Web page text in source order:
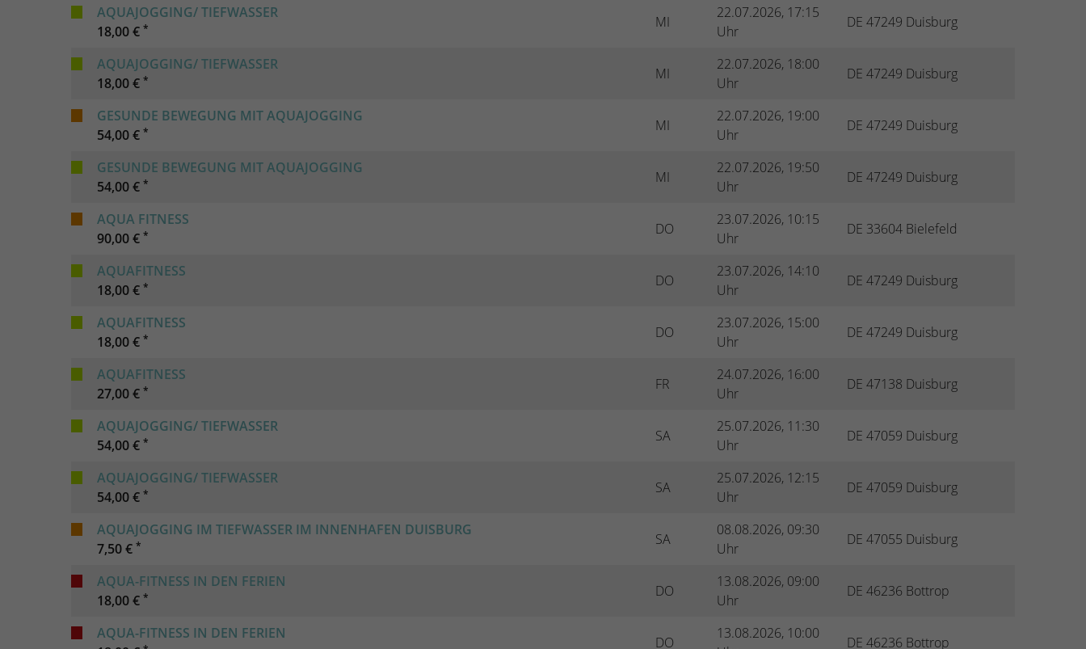
AQUAJOGGING/ TIEFWASSER
18,00 € * MI
22.07.2026, 17:15
Uhr
DE 47249 Duisburg
AQUAJOGGING/ TIEFWASSER
18,00 € * MI
22.07.2026, 18:00
Uhr
DE 47249 Duisburg
GESUNDE BEWEGUNG MIT AQUAJOGGING
54,00 € * MI
22.07.2026, 19:00
Uhr
DE 47249 Duisburg
GESUNDE BEWEGUNG MIT AQUAJOGGING
54,00 € * MI
22.07.2026, 19:50
Uhr
DE 47249 Duisburg
AQUA FITNESS
90,00 € * DO
23.07.2026, 10:15
Uhr
DE 33604 Bielefeld
AQUAFITNESS
18,00 € * DO
23.07.2026, 14:10
Uhr
DE 47249 Duisburg
AQUAFITNESS
18,00 € * DO
23.07.2026, 15:00
Uhr
DE 47249 Duisburg
AQUAFITNESS
27,00 € * FR
24.07.2026, 16:00
Uhr
DE 47138 Duisburg
AQUAJOGGING/ TIEFWASSER
54,00 € * SA
25.07.2026, 11:30
Uhr
DE 47059 Duisburg
AQUAJOGGING/ TIEFWASSER
54,00 € * SA
25.07.2026, 12:15
Uhr
DE 47059 Duisburg
AQUAJOGGING IM TIEFWASSER IM INNENHAFEN DUISBURG
7,50 € * SA
08.08.2026, 09:30
Uhr
DE 47055 Duisburg
AQUA-FITNESS IN DEN FERIEN
18,00 € * DO
13.08.2026, 09:00
Uhr
DE 46236 Bottrop
AQUA-FITNESS IN DEN FERIEN
DO
13.08.2026, 10:00
DE 46236 Bottrop
Dieser Cookie identifiziert die Besucher nach
die gezielte Anzeigenplatzierung zu vereinfachen.